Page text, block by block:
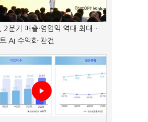
2분기 매출·영업익 역대 최대…
AI 수익화 관건